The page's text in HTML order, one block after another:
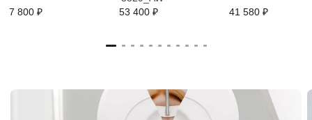
7 800 ₽
53 400 ₽
41 580 ₽